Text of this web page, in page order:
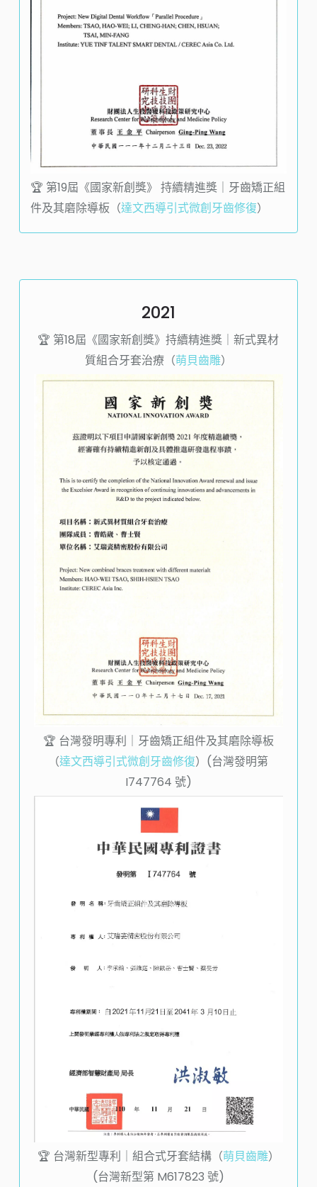
🏆️ 第19屆《國家新創獎》 持續精進獎｜牙齒矯正組
件及其磨除導板（達文西導引式微創牙齒修復）
2021
🏆️ 第18屆《國家新創獎》持續精進獎｜新式異材
質組合牙套治療（萌貝齒雕）
🏆️ 台灣發明專利｜牙齒矯正組件及其磨除導板
（達文西導引式微創牙齒修復）(台灣發明第
I747764 號)
🏆️ 台灣新型專利｜組合式牙套結構（萌貝齒雕）
(台灣新型第 M617823 號)